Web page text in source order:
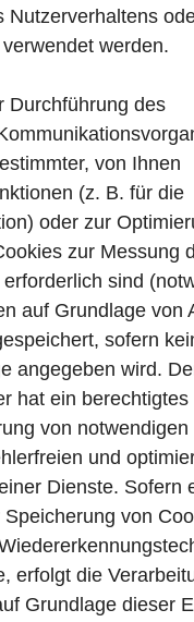
Nutzerverhaltens
werden.
Durchführung des
von Ihnen
(z. B. für die
oder zur
zur Messung
sind
auf Grundlage von
sofern
angegeben wird.
hat ein berechtigtes
von notwendigen
und
Dienste. Sofern
von
erfolgt die
Grundlage dieser